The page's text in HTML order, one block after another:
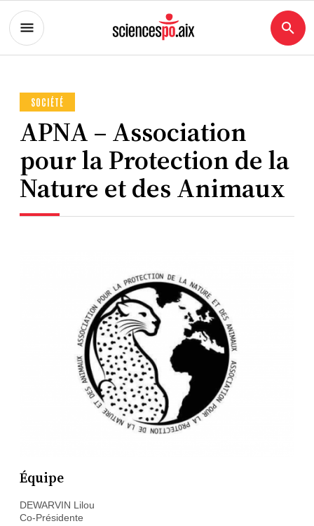
SOCIÉTÉ
APNA – Association
pour la Protection de la
Nature et des Animaux
Équipe
DEWARVIN Lilou
Co-Présidente